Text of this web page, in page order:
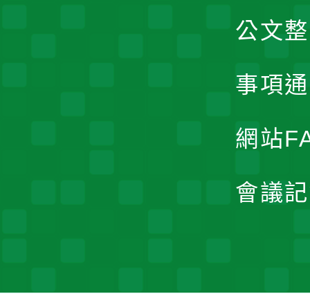
公文
事項
網站
會議